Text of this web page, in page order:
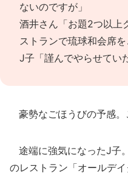
ないのですが」
酒井さん「お題2つ以上
ストランで琉球和会席を
J子「謹んでやらせてい
豪勢なごほうびの予感。
途端に強気になったJ子
のレストラン「オールデ